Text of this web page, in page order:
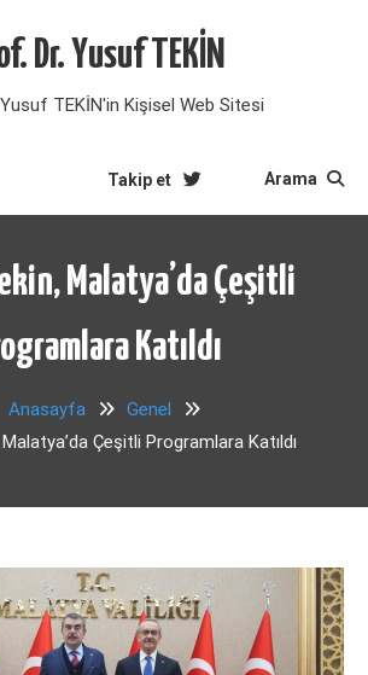
Dr. Yusuf TEKİN
TEKİN'in Kişisel Web Sitesi
Takip et Arama
Malatya’da Çeşitli
Katıldı
Anasayfa
Genel
Çeşitli Programlara Katıldı